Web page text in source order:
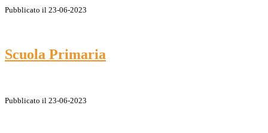
Pubblicato il 23-06-2023
Scuola Primaria
Pubblicato il 23-06-2023